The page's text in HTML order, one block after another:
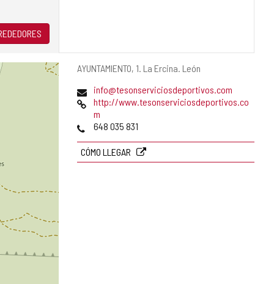
Dirección
AYUNTAMIENTO, 1. La Ercina. León
Dirección
de
correo
electrónico
info@tesonserviciosdeportivos.com
Página
Web
http://www.tesonserviciosdeportivos.co
m
Teléfonos
648 035 831
CÓMO LLEGAR